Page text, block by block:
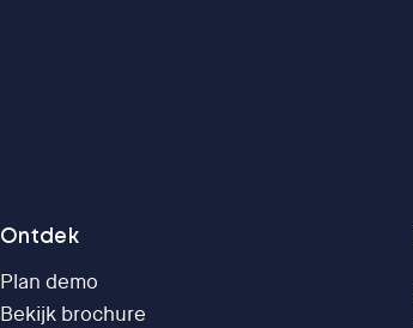
Ontdek
Plan demo
Bekijk brochure